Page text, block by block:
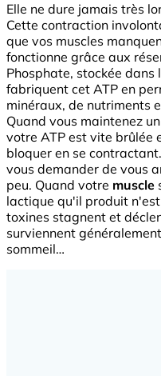
Elle ne dure jamais très
Cette contraction
que vos muscles
fonctionne grâce aux
Phosphate, stockée dans
fabriquent cet ATP en
minéraux, de nutriments
Quand vous maintenez
votre ATP est vite brûlée
bloquer en se
vous demander de vous
peu. Quand votre muscle
lactique qu'il produit
toxines stagnent et
surviennent
sommeil…